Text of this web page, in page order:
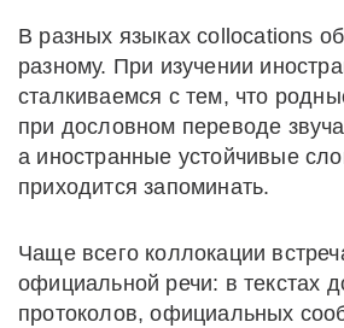
В разных языках collocations
разному. При изучении
сталкиваемся с тем, что
при дословном переводе
а иностранные устойчивые
приходится запоминать.
Чаще всего коллокации
официальной речи: в текстах
протоколов, официальных